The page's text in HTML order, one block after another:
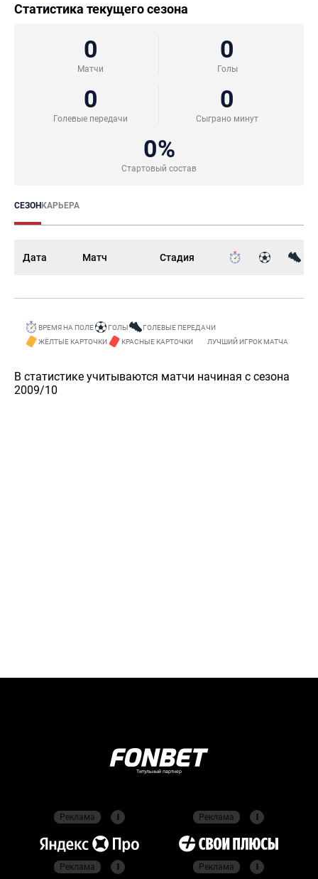
Статистика текущего сезона
0
Матчи
0
Голы
0
Голевые передачи
0
Сыграно минут
0%
Стартовый состав
СЕЗОНКАРЬЕРА
Дата Матч Стадия
ВРЕМЯ НА ПОЛЕ ГОЛЫ
ГОЛЕВЫЕ ПЕРЕДАЧИ
ЖЁЛТЫЕ КАРТОЧКИ
КРАСНЫЕ КАРТОЧКИ ЛУЧШИЙ ИГРОК МАТЧА
В статистике учитываются матчи начиная с сезона
2009/10
Титульный партнер
Реклама Реклама
Реклама Реклама